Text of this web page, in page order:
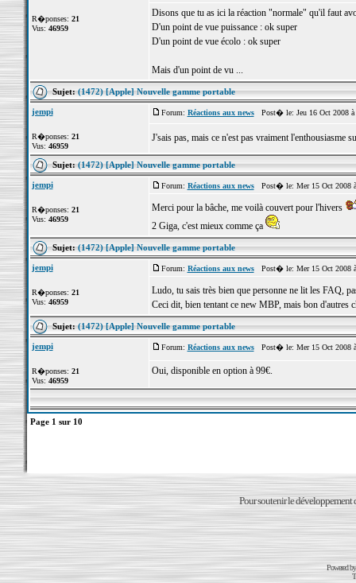
R�ponses: 21
Vus: 46959
Disons que tu as ici la réaction "normale" qu'il faut
D'un point de vue puissance : ok super
D'un point de vue écolo : ok super
Mais d'un point de vu ...
Sujet:(1472) [Apple] Nouvelle gamme portable
jempi
R�ponses: 21
Vus: 46959
Forum: Réactions aux newsPost� le: Jeu 16 Oct 2008
J'sais pas, mais ce n'est pas vraiment
Sujet:(1472) [Apple] Nouvelle gamme portable
jempi
R�ponses: 21
Vus: 46959
Forum: Réactions aux newsPost� le: Mer 15 Oct 2008
Merci pour la bâche, me voilà couvert pour l'hivers
2 Giga, c'est mieux comme ça
Sujet:(1472) [Apple] Nouvelle gamme portable
jempi
R�ponses: 21
Vus: 46959
Forum: Réactions aux newsPost� le: Mer 15 Oct 2008
Ludo, tu sais très bien que personne ne lit les FAQ,
Ceci dit, bien tentant ce new MBP, mais bon d'autres
Sujet:(1472) [Apple] Nouvelle gamme portable
jempi
R�ponses: 21
Vus: 46959
Forum: Réactions aux newsPost� le: Mer 15 Oct 2008
Oui, disponible en option à 99€.
Page 1 sur 10
Pour soutenir le développement
Powered